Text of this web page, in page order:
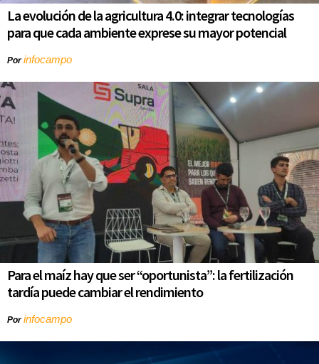
La evolución de la agricultura 4.0: integrar tecnologías
para que cada ambiente exprese su mayor potencial
Porinfocampo
Para el maíz hay que ser “oportunista”: la fertilización
tardía puede cambiar el rendimiento
Porinfocampo